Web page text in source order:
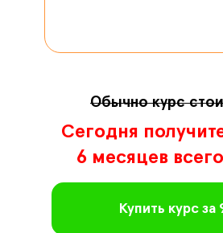
Купить курс за
Обычно курс
Сегодня
6 месяцев